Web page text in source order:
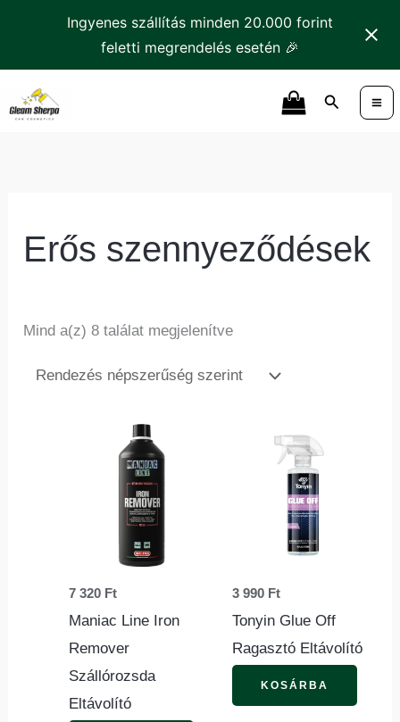
Ingyenes szállítás minden 20.000 forint
feletti megrendelés esetén 🎉
content
Search
Erős szennyeződések
Mind a(z) 8 találat megjelenítve
7 320 Ft
Maniac Line Iron
Remover
Szállórozsda
Eltávolító
3 990 Ft
Tonyin Glue Off
Ragasztó Eltávolító
KOSÁRBA